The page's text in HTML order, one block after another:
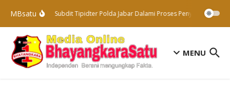
MBsatu
Subdit Tipidter Polda Jabar Dalami Proses Penyelidikan
MENU